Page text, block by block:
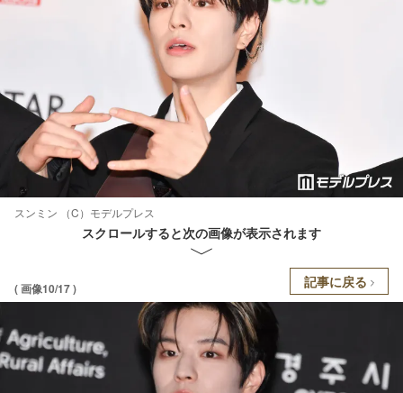
スンミン （C）モデルプレス
スクロールすると次の画像が表示されます
( 画像10/17 ) 記事に戻る